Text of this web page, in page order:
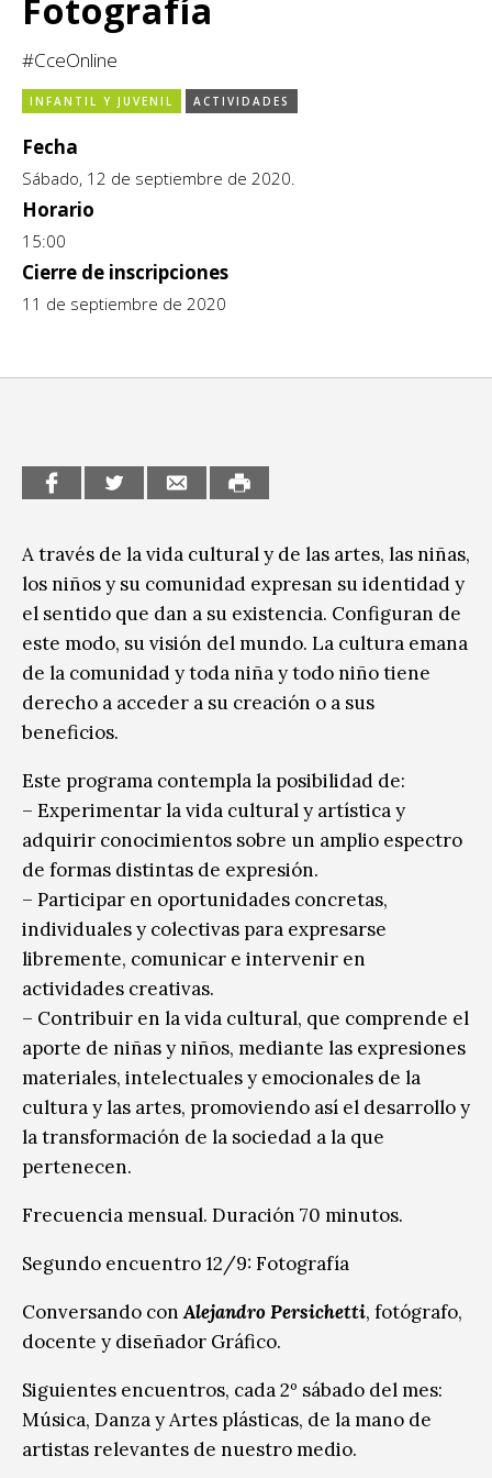
CCE en el interior/libros
Exposiciones
Formación
Infantil y Juvenil
Letras
Medio Ambiente
Sin categoría
Fotografía
#CceOnline
INFANTIL Y JUVENIL ACTIVIDADES
Fecha
Sábado, 12 de septiembre de 2020.
Horario
15:00
Cierre de inscripciones
11 de septiembre de 2020
A través de la vida cultural y de las artes, las niñas,
los niños y su comunidad expresan su identidad y
el sentido que dan a su existencia. Configuran de
este modo, su visión del mundo. La cultura emana
de la comunidad y toda niña y todo niño tiene
derecho a acceder a su creación o a sus
beneficios.
Este programa contempla la posibilidad de:
– Experimentar la vida cultural y artística y
adquirir conocimientos sobre un amplio espectro
de formas distintas de expresión.
– Participar en oportunidades concretas,
individuales y colectivas para expresarse
libremente, comunicar e intervenir en
actividades creativas.
– Contribuir en la vida cultural, que comprende el
aporte de niñas y niños, mediante las expresiones
materiales, intelectuales y emocionales de la
cultura y las artes, promoviendo así el desarrollo y
la transformación de la sociedad a la que
pertenecen.
Frecuencia mensual. Duración 70 minutos.
Segundo encuentro 12/9: Fotografía
Conversando conAlejandro Persichetti, fotógrafo,
docente y diseñador Gráfico.
Siguientes encuentros, cada 2º sábado del mes:
Música, Danza y Artes plásticas, de la mano de
artistas relevantes de nuestro medio.